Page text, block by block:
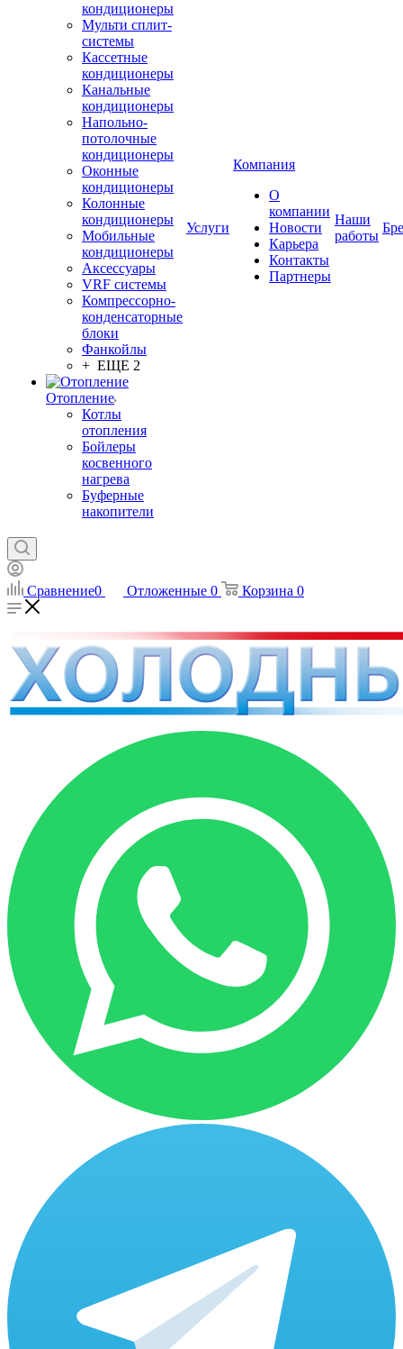
кондиционеры
Мульти сплит-
системы
Кассетные
кондиционеры
Канальные
кондиционеры
Напольно-
потолочные
кондиционеры
Оконные
кондиционеры
Колонные
кондиционеры
Мобильные
кондиционеры
Аксессуары
VRF системы
Компрессорно-
конденсаторные
блоки
Фанкойлы
+ ЕЩЕ 2
Отопление
Котлы
отопления
Бойлеры
косвенного
нагрева
Буферные
накопители
Услуги
Компания
О
компании
Новости
Карьера
Контакты
Партнеры
Наши
работы
Сравнение0 Отложенные 0 Корзина 0